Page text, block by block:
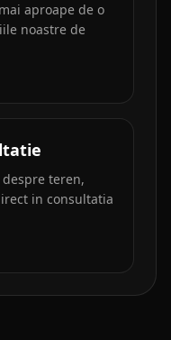
aproape de o
noastre de
teren,
in consultatia